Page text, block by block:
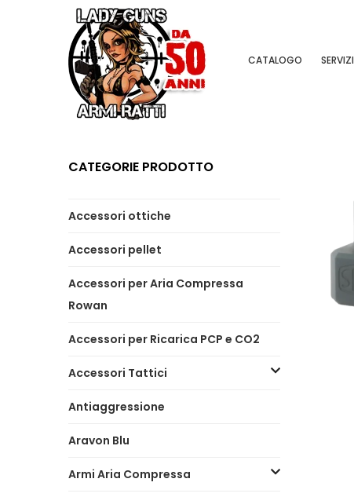
CATALOGO SERVIZI
CATEGORIE PRODOTTO
Accessori ottiche
Accessori pellet
Accessori per Aria Compressa
Rowan
Accessori per Ricarica PCP e CO2
Accessori Tattici
Antiaggressione
Aravon Blu
Armi Aria Compressa